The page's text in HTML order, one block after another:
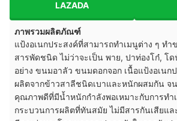
LAZADA
ภาพรวมผลิตภัณฑ์
แป้งอเนกประสงค์ที่สามารถทำเมนูต่าง ๆ ท
สารพัดชนิด ไม่ว่าจะเป็น พาย, ปาท่องโก๋, โ
อย่าง ขนมอาลัว ขนมดอกจอก เนื้อแป้งอเนก
ผลิตจากข้าวสาลีชนิดเบาและหนักผสมกัน จ
คุณภาพดีที่มีน้ำหนักกำลังพอเหมาะกับการทำ
กระบวนการผลิตที่ทันสมัย ไม่มีสารกันเสียแล